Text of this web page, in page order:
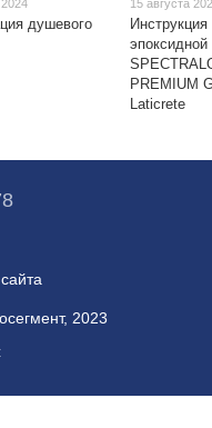
душевого
15 августа
эпоксидной
PREMIUM
Laticrete
2023